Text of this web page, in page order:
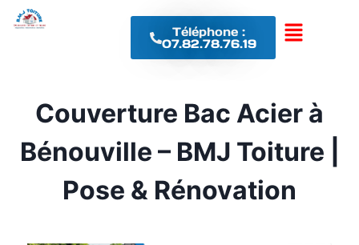
Téléphone :
07.82.78.76.19
Couverture Bac Acier à
Bénouville – BMJ Toiture |
Pose & Rénovation